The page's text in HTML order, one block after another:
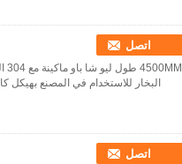
اتصل
البخار للاستخدام في المصنع بهيكل كامل من الفولاذ
اتصل